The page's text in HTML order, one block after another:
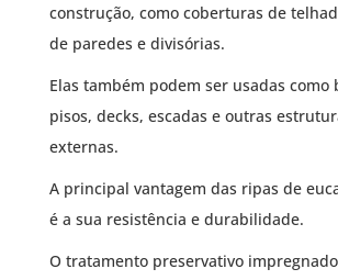
construção, como coberturas de
de paredes e divisórias.
Elas também podem ser usadas como
pisos, decks, escadas e outras
externas.
A principal vantagem das ripas de
é a sua resistência e durabilidade.
O tratamento preservativo